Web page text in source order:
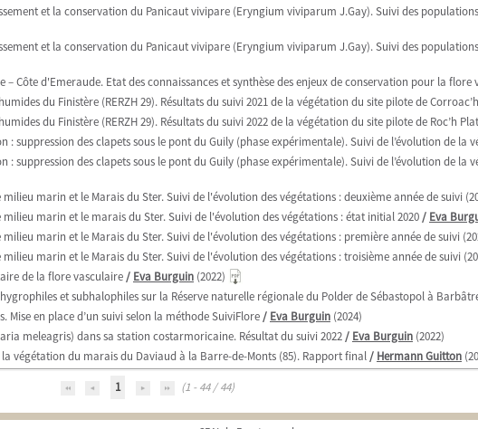
et la conservation du Panicaut vivipare (Eryngium viviparum J.Gay). Suivi des
et la conservation du Panicaut vivipare (Eryngium viviparum J.Gay). Suivi des
– Côte d'Emeraude. Etat des connaissances et synthèse des enjeux de conservation pour la flore
du Finistère (RERZH 29). Résultats du suivi 2021 de la végétation du site pilote de
du Finistère (RERZH 29). Résultats du suivi 2022 de la végétation du site pilote de Roc’h
suppression des clapets sous le pont du Guily (phase expérimentale). Suivi de l’évolution de la
suppression des clapets sous le pont du Guily (phase expérimentale). Suivi de l’évolution de la
marin et le Marais du Ster. Suivi de l'évolution des végétations : deuxième année de suivi
marin et le marais du Ster. Suivi de l'évolution des végétations : état initial 2020/ Eva
marin et le Marais du Ster. Suivi de l'évolution des végétations : première année de suivi
marin et le Marais du Ster. Suivi de l'évolution des végétations : troisième année de suivi
de la flore vasculaire/ Eva Burguin (2022)
et subhalophiles sur la Réserve naturelle régionale du Polder de Sébastopol à
Mise en place d’un suivi selon la méthode SuiviFlore/ Eva Burguin (2024)
meleagris) dans sa station costarmoricaine. Résultat du suivi 2022/ Eva Burguin (2022)
végétation du marais du Daviaud à la Barre-de-Monts (85). Rapport final/ Hermann Guitton
1
(1 - 44 / 44)